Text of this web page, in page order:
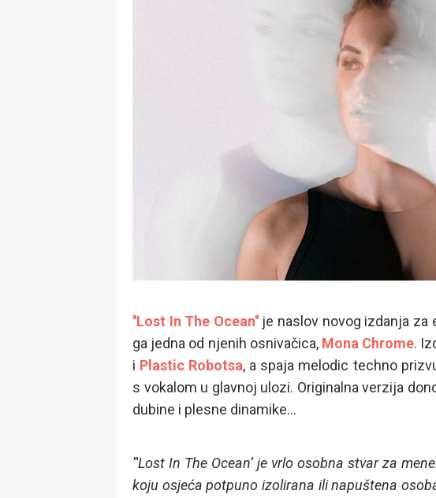
''Lost In The Ocean''je naslov novog izdanja za
ga jedna od njenih osnivačica, Mona Chrome.
i Plastic Robotsa, a spaja melodic techno
s vokalom u glavnoj ulozi. Originalna verzija
dubine i plesne dinamike...
'''Lost In The Ocean’ je vrlo osobna stvar za
koju osjeća potpuno izolirana ili napuštena